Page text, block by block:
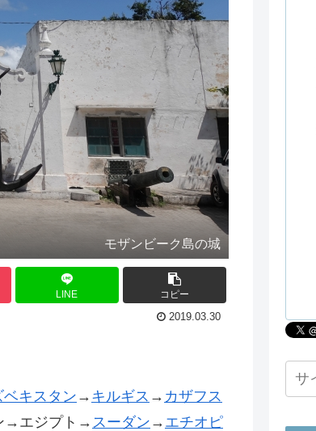
モザンビーク島の城
LINE コピー
2019.03.30
ベキスタン → キルギス → カザフス
→エジプト→ スーダン → エチオピ